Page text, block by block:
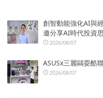
創智動能強化AI與
邀分享AI時代投資
2026/08/07
ASUSx三麗鷗耍酷
2026/08/07